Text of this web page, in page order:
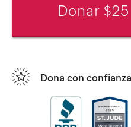
Donar
Dona con confianza